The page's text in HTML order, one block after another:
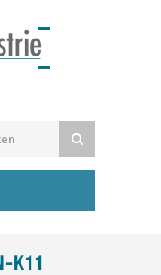
K11